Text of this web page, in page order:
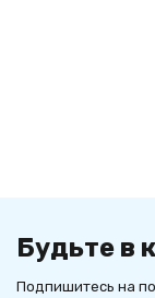
Будьте в
Подпишитесь на